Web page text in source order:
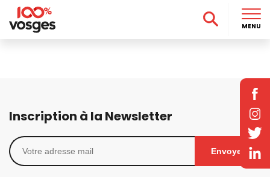
Inscription à la Newsletter
Envoyer
MENU